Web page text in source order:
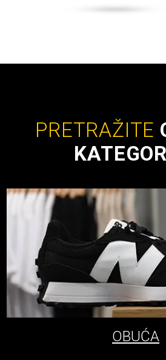
PRETRAŽITE
OBUĆA